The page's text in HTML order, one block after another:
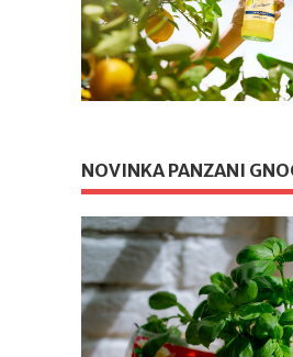
NOVINKA PANZANI